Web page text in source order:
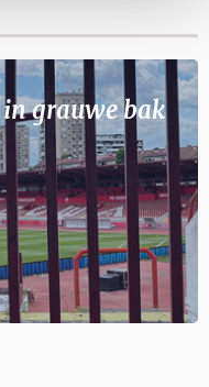
grauwe bak